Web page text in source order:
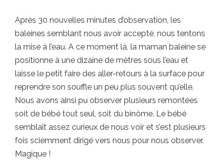
Après 30 nouvelles minutes d’observation, les
baleines semblant nous avoir accepté, nous tentons
la mise à l’eau. A ce moment là, la maman baleine se
positionne à une dizaine de mètres sous l’eau et
laisse le petit faire des aller-retours à la surface pour
reprendre son souffle un peu plus souvent qu’elle.
Nous avons ainsi pu observer plusieurs remontées
soit de bébé tout seul, soit du binôme. Le bébé
semblait assez curieux de nous voir et s’est plusieurs
fois sciemment dirigé vers nous pour nous observer.
Magique !